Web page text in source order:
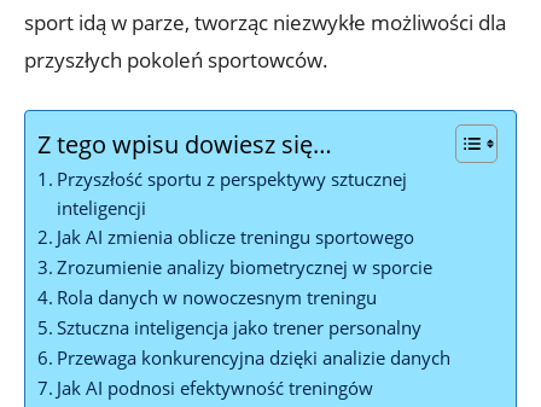
sport idą w parze, tworząc niezwykłe możliwości dla
przyszłych pokoleń sportowców.
Z tego wpisu dowiesz się…
Przyszłość sportu z perspektywy sztucznej
inteligencji
Jak AI zmienia oblicze treningu sportowego
Zrozumienie analizy biometrycznej w sporcie
Rola danych w nowoczesnym treningu
Sztuczna inteligencja jako trener personalny
Przewaga konkurencyjna dzięki analizie danych
Jak AI podnosi efektywność treningów